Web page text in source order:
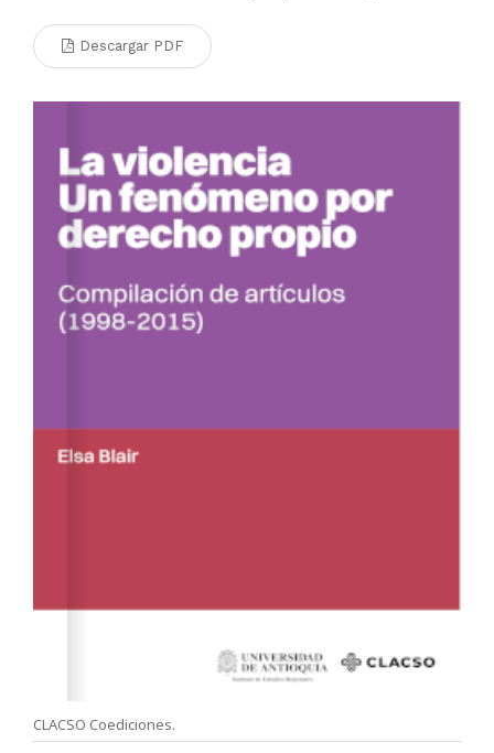
Descargar PDF
CLACSO Coediciones.